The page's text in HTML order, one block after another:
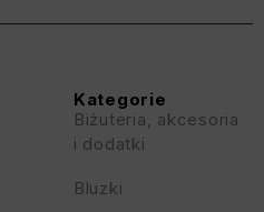
Kategorie
Biżuteria, akcesoria
i dodatki
Bluzki